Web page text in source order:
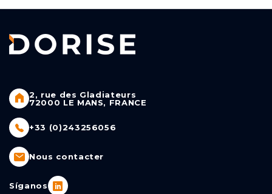
2, rue des Gladiateurs
72000 LE MANS, FRANCE
+33 (0)243256056
Nous contacter
Síganos